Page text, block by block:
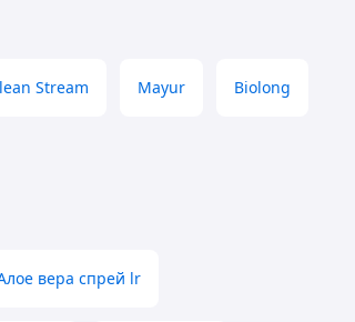
Stream Mayur Biolong
вера спрей lr